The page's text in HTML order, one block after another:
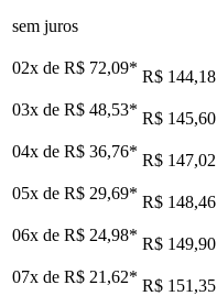
sem juros
02x de R$ 72,09* R$ 144,18
03x de R$ 48,53* R$ 145,60
04x de R$ 36,76* R$ 147,02
05x de R$ 29,69* R$ 148,46
06x de R$ 24,98* R$ 149,90
07x de R$ 21,62* R$ 151,35